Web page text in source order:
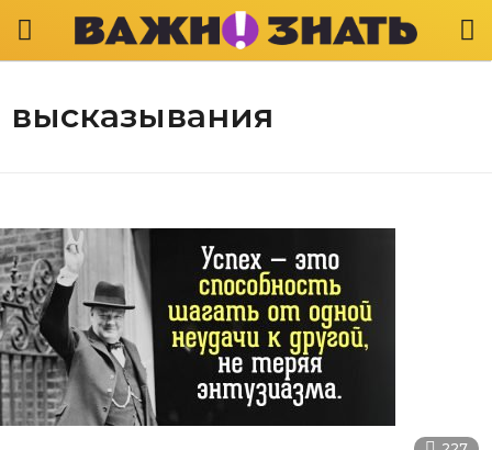
высказывания